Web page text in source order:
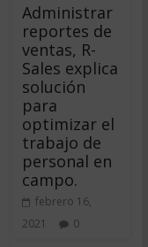
Administrar
reportes de
ventas, R-
Sales explica
solución
para
optimizar el
trabajo de
personal en
campo.
febrero 16,
2021
0